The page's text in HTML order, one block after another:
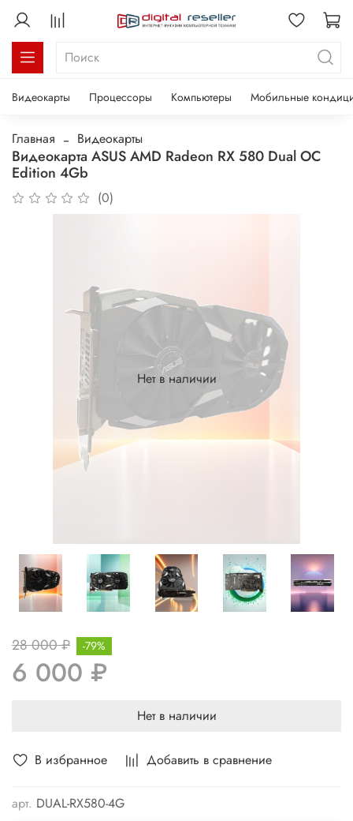
Видеокарты Процессоры Компьютеры Мобильные
Главная Видеокарты
Видеокарта ASUS AMD Radeon RX 580 Dual OC
Edition 4Gb
(0)
В избранное Добавить в сравнение
арт. DUAL-RX580-4G
Нет в наличии
28 000 ₽
6 000 ₽
-79%
Нет в наличии